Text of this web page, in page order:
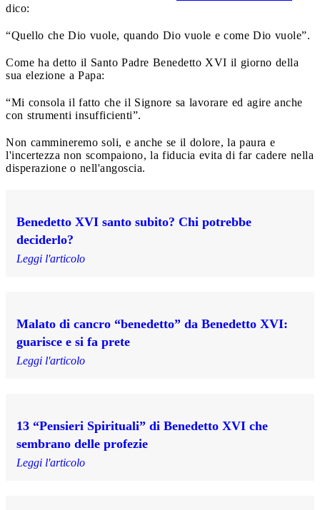
dico:
“Quello che Dio vuole, quando Dio vuole e come Dio vuole”.
Come ha detto il Santo Padre Benedetto XVI il giorno della
sua elezione a Papa:
“Mi consola il fatto che il Signore sa lavorare ed agire anche
con strumenti insufficienti”.
Non cammineremo soli, e anche se il dolore, la paura e
l'incertezza non scompaiono, la fiducia evita di far cadere nella
disperazione o nell'angoscia.
Benedetto XVI santo subito? Chi potrebbe
deciderlo?
Leggi l'articolo
Malato di cancro “benedetto” da Benedetto XVI:
guarisce e si fa prete
Leggi l'articolo
13 “Pensieri Spirituali” di Benedetto XVI che
sembrano delle profezie
Leggi l'articolo